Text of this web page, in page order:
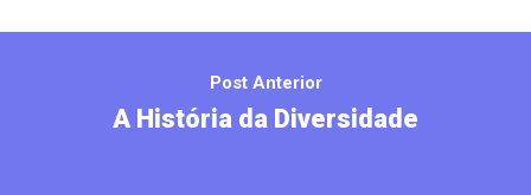
Post Anterior
A História da Diversidade